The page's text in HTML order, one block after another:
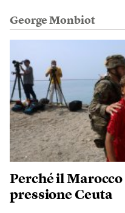
George Monbiot
Perché il
pressione Ceuta